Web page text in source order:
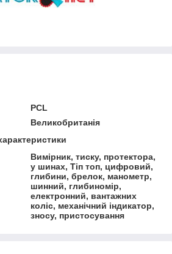
PCL
Великобританія
Вимірник, тиску, протектора,
у шинах, Тіп топ, цифровий,
глибини, брелок, манометр,
шинний, глибиномір,
електронний, вантажних
коліс, механічний індикатор,
зносу, пристосування